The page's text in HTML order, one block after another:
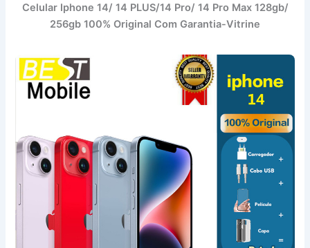
Celular Iphone 14/ 14 PLUS/14 Pro/ 14 Pro Max 128gb/
256gb 100% Original Com Garantia-Vitrine